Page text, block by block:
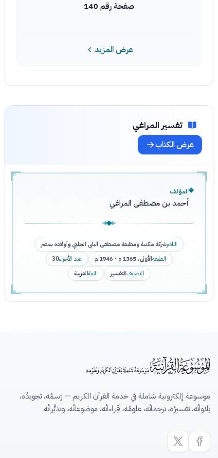
صفحة رقم 140
عرض المزيد
تفسير المراغي
عرض الكتاب
المؤلف
أحمد بن مصطفى المراغي
الناشرشركة مكتبة ومطبعة مصطفى البابى الحلبي وأولاده بمصر
الطبعةالأولى، 1365 ه - 1946 م عدد الأجزاء30
التصنيفالتفسير اللغةالعربية
موسوعة إلكترونية شاملة في خدمة القرآن الكريم — رَسمُه، تجويدُه،
تِلاواتُه، تفسيرُه، ترجماتُه، علومُه، قِراءاتُه، موضوعاتُه، وتدبُّراتُه.